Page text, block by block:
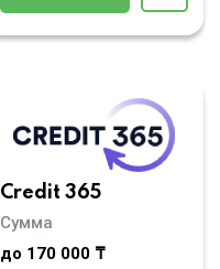
Credit 365
Сумма
до 170 000 ₸